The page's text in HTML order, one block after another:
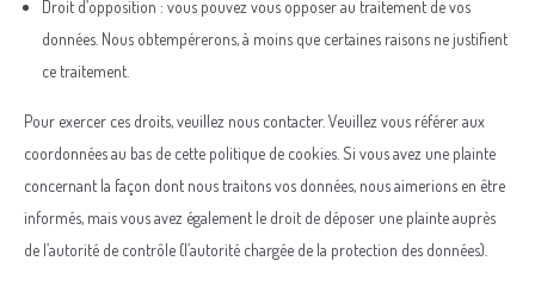
Droit d’opposition : vous pouvez vous opposer au traitement de vos
données. Nous obtempérerons, à moins que certaines raisons ne justifient
ce traitement.
Pour exercer ces droits, veuillez nous contacter. Veuillez vous référer aux
coordonnées au bas de cette politique de cookies. Si vous avez une plainte
concernant la façon dont nous traitons vos données, nous aimerions en être
informés, mais vous avez également le droit de déposer une plainte auprès
de l’autorité de contrôle (l’autorité chargée de la protection des données).